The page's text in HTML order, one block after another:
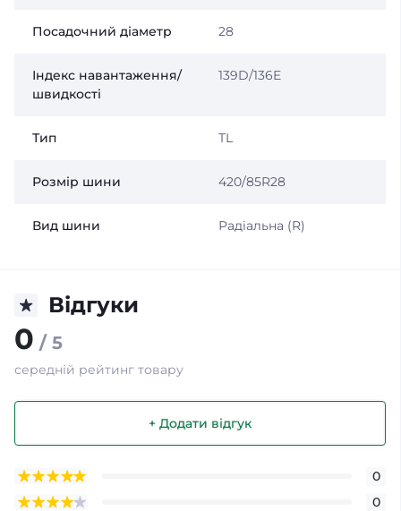
Посадочний діаметр 28
Індекс навантаження/
швидкості
139D/136E
Тип TL
Розмір шини 420/85R28
Вид шини Радіальна (R)
Відгуки
0 / 5
середній рейтинг товару
+ Додати відгук
0
0